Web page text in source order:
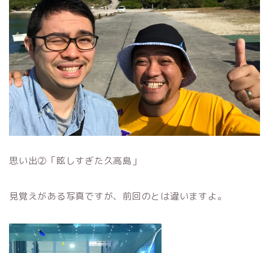
思い出②「眩しすぎた久高島」
見覚えがある写真ですが、前回のとは違いますよ。